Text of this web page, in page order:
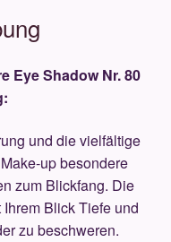
Eye Shadow Nr. 80
und die vielfältige
up besondere
zum Blickfang. Die
Blick Tiefe und
zu beschweren.